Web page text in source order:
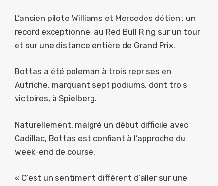
L’ancien pilote Williams et Mercedes détient un
record exceptionnel au Red Bull Ring sur un tour
et sur une distance entière de Grand Prix.
Bottas a été poleman à trois reprises en
Autriche, marquant sept podiums, dont trois
victoires, à Spielberg.
Naturellement, malgré un début difficile avec
Cadillac, Bottas est confiant à l’approche du
week-end de course.
« C’est un sentiment différent d’aller sur une